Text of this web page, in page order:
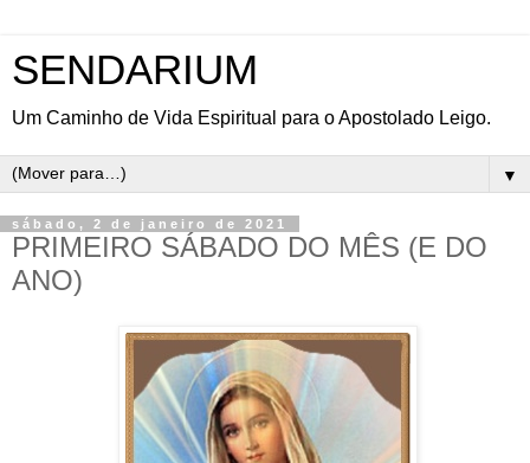
SENDARIUM
Um Caminho de Vida Espiritual para o Apostolado Leigo.
▼
sábado, 2 de janeiro de 2021
PRIMEIRO SÁBADO DO MÊS (E DO
ANO)